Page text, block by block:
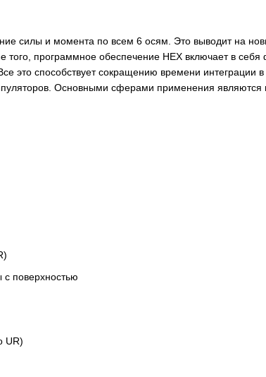
силы и момента по всем 6 осям. Это выводит на
того, программное обеспечение HEX включает в
это способствует сокращению времени интеграции
Основными сферами применения являются
с поверхностью
UR)